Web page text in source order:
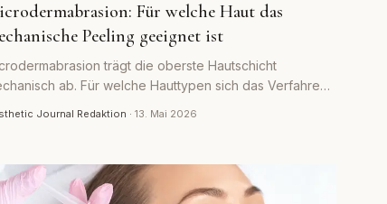
Für welche Haut das
Peeling geeignet ist
trägt die oberste Hautschicht
ab. Für welche Hauttypen sich das Verfahren
Journal Redaktion · 13. Mai 2026